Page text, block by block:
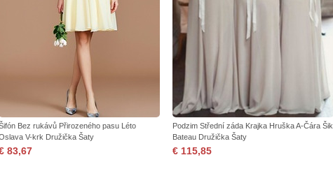
Bez rukávů Přirozeného pasu Léto
V-krk Družička Šaty
83,67
Podzim Střední záda Krajka Hruška A-Čára Šik
Bateau Družička Šaty
€ 115,85